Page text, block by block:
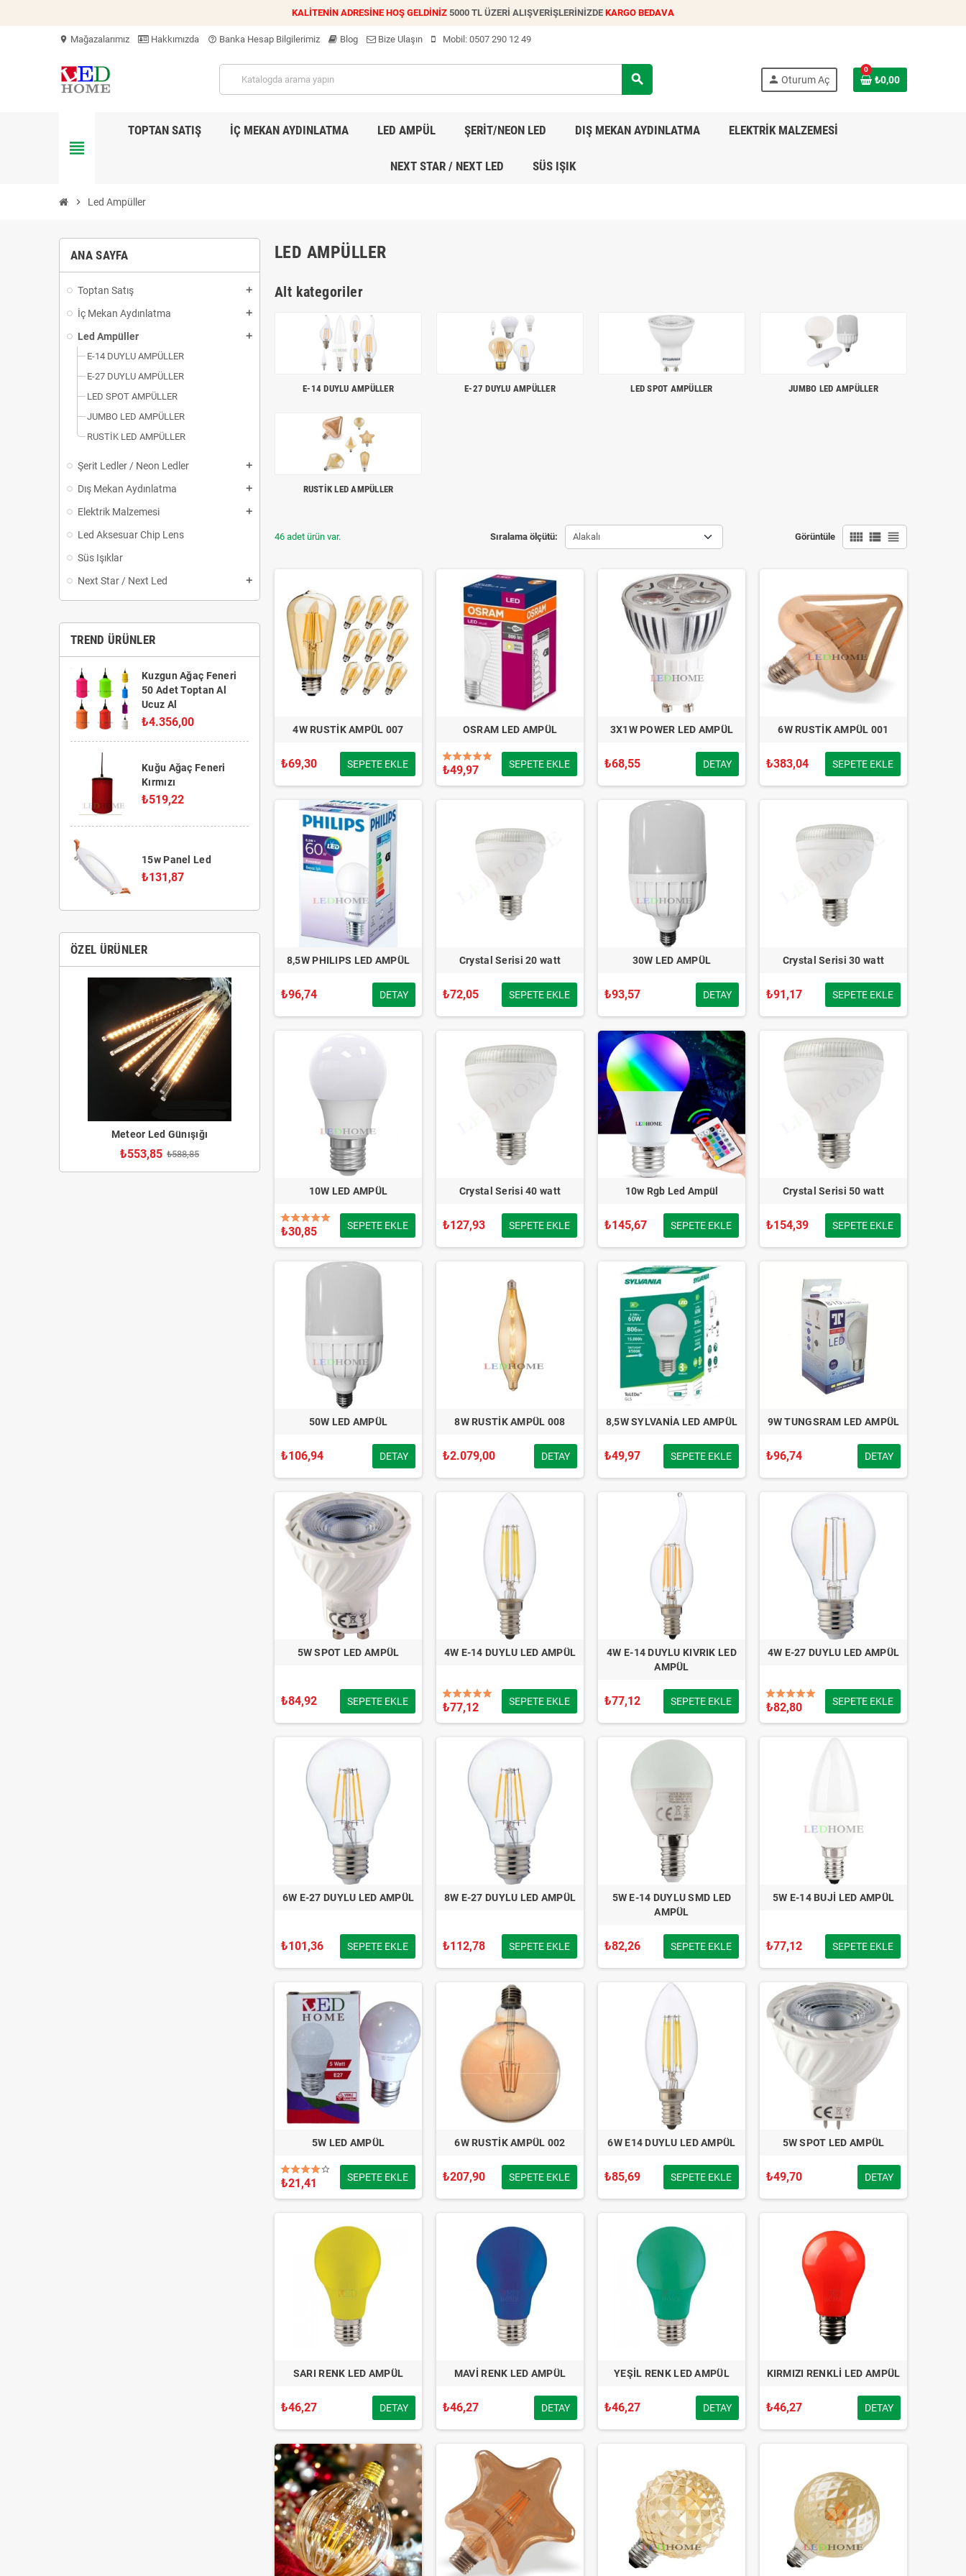
KALİTENİN ADRESİNE HOŞ GELDİNİZ 5000 TL ÜZERİ ALIŞVERİŞLERİNİZDE KARGO BEDAVA
location_on Mağazalarımız Hakkımızda help_outline Banka Hesap Bilgilerimiz Blog Bize Ulaşın Mobil: 0507 290 12 49
search person Oturum Aç
0
₺0,00
view_headline
TOPTAN SATIŞ İÇ MEKAN AYDINLATMA LED AMPÜL ŞERİT/NEON LED DIŞ MEKAN AYDINLATMA ELEKTRİK MALZEMESİ
NEXT STAR / NEXT LED SÜS IŞIK
chevron_right Led Ampüller
ANA SAYFA
Toptan Satış add
İç Mekan Aydınlatma add
Led Ampüller add
E-14 DUYLU AMPÜLLER
E-27 DUYLU AMPÜLLER
LED SPOT AMPÜLLER
JUMBO LED AMPÜLLER
RUSTİK LED AMPÜLLER
Şerit Ledler / Neon Ledler add
Dış Mekan Aydınlatma add
Elektrik Malzemesi add
Led Aksesuar Chip Lens
Süs Işıklar
Next Star / Next Led
add
TREND ÜRÜNLER
Kuzgun Ağaç Feneri
50 Adet Toptan Al
Ucuz Al
₺4.356,00
Kuğu Ağaç Feneri
Kırmızı
₺519,22
15w Panel Led
₺131,87
ÖZEL ÜRÜNLER
Meteor Led Günışığı
₺553,85 ₺588,85
LED AMPÜLLER
Alt kategoriler
E-14 DUYLU AMPÜLLER E-27 DUYLU AMPÜLLER LED SPOT AMPÜLLER JUMBO LED AMPÜLLER
RUSTİK LED AMPÜLLER
Sıralama ölçütü: Alakalı Görüntüle view_comfy view_list view_headline
46 adet ürün var.
4W RUSTİK AMPÜL 007
₺69,30 SEPETE EKLE
OSRAM LED AMPÜL
₺49,97 SEPETE EKLE
3X1W POWER LED AMPÜL
₺68,55 DETAY
6W RUSTİK AMPÜL 001
₺383,04 SEPETE EKLE
8,5W PHILIPS LED AMPÜL
₺96,74 DETAY
Crystal Serisi 20 watt
₺72,05 SEPETE EKLE
30W LED AMPÜL
₺93,57 DETAY
Crystal Serisi 30 watt
₺91,17 SEPETE EKLE
10W LED AMPÜL
₺30,85 SEPETE EKLE
Crystal Serisi 40 watt
₺127,93 SEPETE EKLE
10w Rgb Led Ampül
₺145,67 SEPETE EKLE
Crystal Serisi 50 watt
₺154,39 SEPETE EKLE
50W LED AMPÜL
₺106,94 DETAY
8W RUSTİK AMPÜL 008
₺2.079,00 DETAY
8,5W SYLVANİA LED AMPÜL
₺49,97 SEPETE EKLE
9W TUNGSRAM LED AMPÜL
₺96,74 DETAY
5W SPOT LED AMPÜL
₺84,92 SEPETE EKLE
4W E-14 DUYLU LED AMPÜL
₺77,12 SEPETE EKLE
4W E-14 DUYLU KIVRIK LED
AMPÜL
₺77,12 SEPETE EKLE
4W E-27 DUYLU LED AMPÜL
₺82,80 SEPETE EKLE
6W E-27 DUYLU LED AMPÜL
₺101,36 SEPETE EKLE
8W E-27 DUYLU LED AMPÜL
₺112,78 SEPETE EKLE
5W E-14 DUYLU SMD LED
AMPÜL
₺82,26 SEPETE EKLE
5W E-14 BUJİ LED AMPÜL
₺77,12 SEPETE EKLE
5W LED AMPÜL
₺21,41 SEPETE EKLE
6W RUSTİK AMPÜL 002
₺207,90 SEPETE EKLE
6W E14 DUYLU LED AMPÜL
₺85,69 SEPETE EKLE
5W SPOT LED AMPÜL
₺49,70 DETAY
SARI RENK LED AMPÜL
₺46,27 DETAY
MAVİ RENK LED AMPÜL
₺46,27 DETAY
YEŞİL RENK LED AMPÜL
₺46,27 DETAY
KIRMIZI RENKLİ LED AMPÜL
₺46,27 DETAY